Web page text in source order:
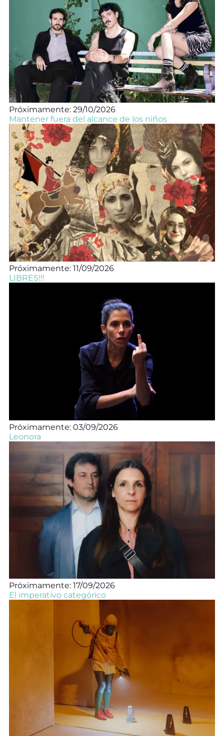
Próximamente: 29/10/2026
Mantener fuera del alcance de los niños
Próximamente: 11/09/2026
LIBRES!!!
Próximamente: 03/09/2026
Leonora
Próximamente: 17/09/2026
El imperativo categórico